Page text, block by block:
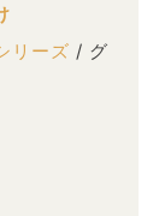
リーズ / グ